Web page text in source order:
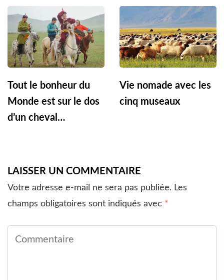
Tout le bonheur du
Monde est sur le dos
d’un cheval…
Vie nomade avec les
cinq museaux
LAISSER UN COMMENTAIRE
Votre adresse e-mail ne sera pas publiée. Les
champs obligatoires sont indiqués avec *